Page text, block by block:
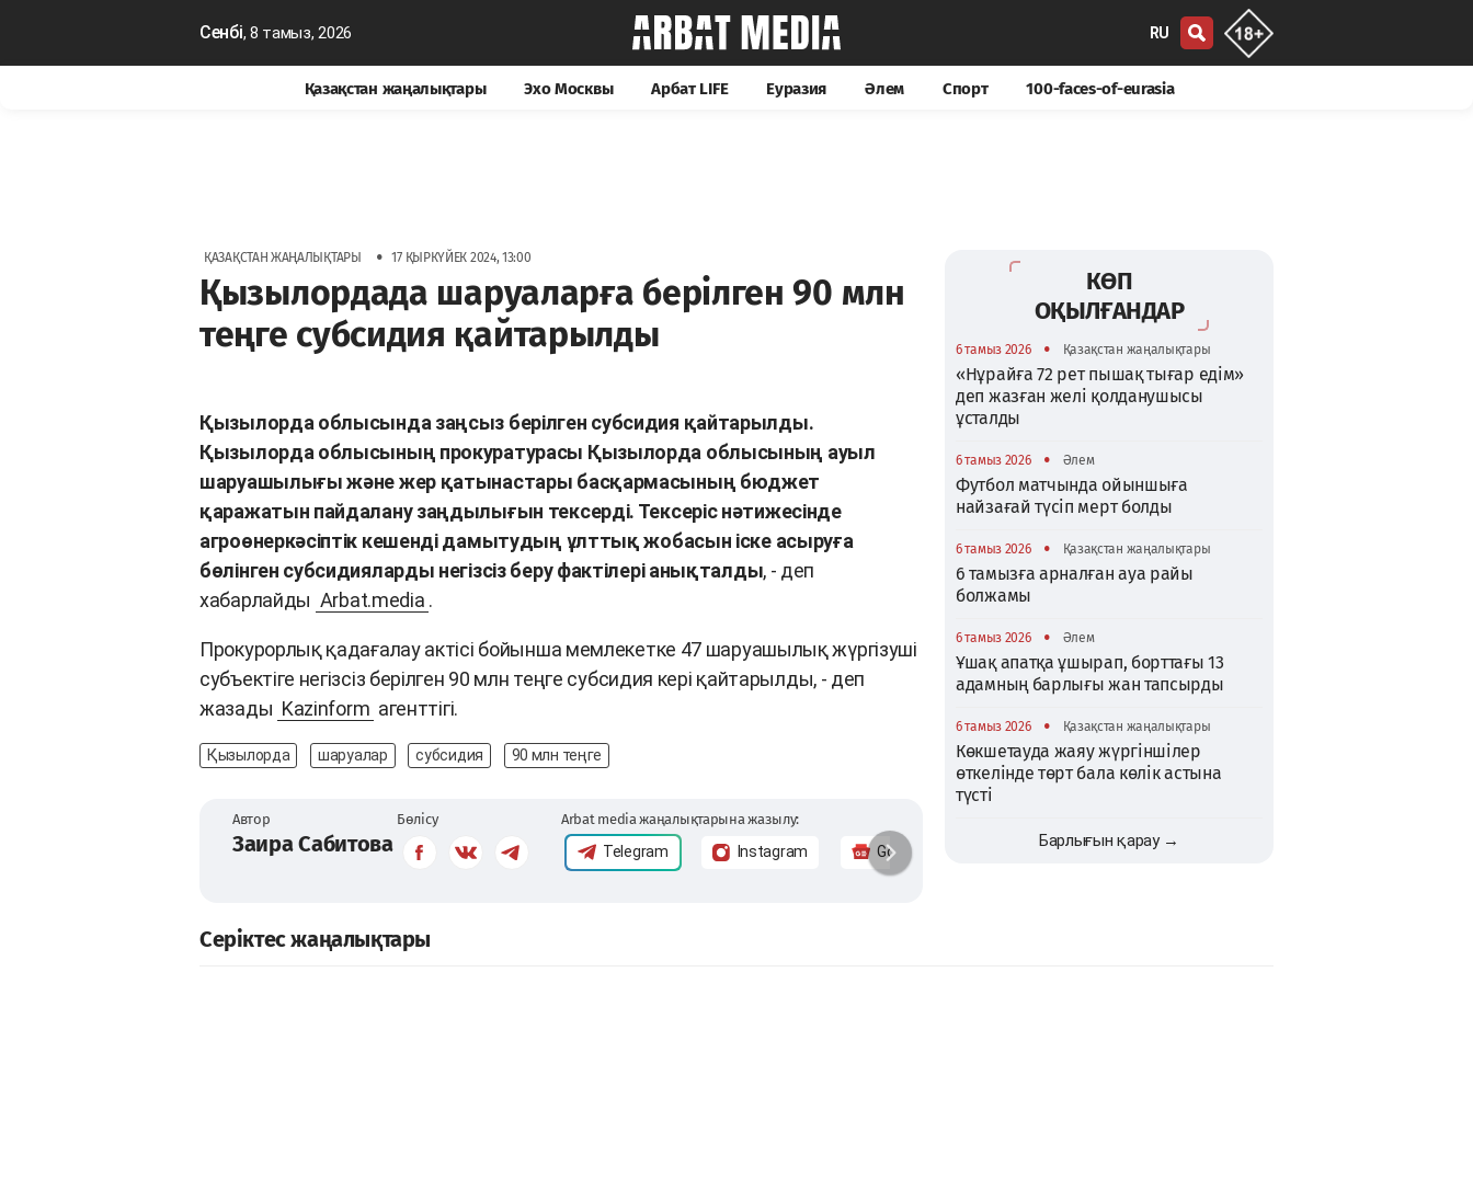
Сенбі, 8 тамыз, 2026 RU
Қазақстан жаңалықтары Эхо Москвы Арбат LIFE Еуразия Әлем Спорт 100-faces-of-eurasia
ҚАЗАҚСТАН ЖАҢАЛЫҚТАРЫ • 17 ҚЫРКҮЙЕК 2024, 13:00
Қызылордада шаруаларға берілген 90 млн
теңге субсидия қайтарылды
Қызылорда облысында заңсыз берілген субсидия қайтарылды.
Қызылорда облысының прокуратурасы Қызылорда облысының ауыл
шаруашылығы және жер қатынастары басқармасының бюджет
қаражатын пайдалану заңдылығын тексерді. Тексеріс нәтижесінде
агроөнеркәсіптік кешенді дамытудың ұлттық жобасын іске асыруға
бөлінген субсидияларды негізсіз беру фактілері анықталды, - деп
хабарлайды Arbat.media .
Прокурорлық қадағалау актісі бойынша мемлекетке 47 шаруашылық жүргізуші
субъектіге негізсіз берілген 90 млн теңге субсидия кері қайтарылды, - деп
жазады Kazinform агенттігі.
Қызылорда шаруалар субсидия 90 млн теңге
Автор
Заира Сабитова
Бөлісу Arbat media жаңалықтарына жазылу:
Telegram Instagram Google News TikTok
КӨП
ОҚЫЛҒАНДАР
6 тамыз 2026 • Қазақстан жаңалықтары
«Нұрайға 72 рет пышақ тығар едім»
деп жазған желі қолданушысы
ұсталды
6 тамыз 2026 • Әлем
Футбол матчында ойыншыға
найзағай түсіп мерт болды
6 тамыз 2026 • Қазақстан жаңалықтары
6 тамызға арналған ауа райы
болжамы
6 тамыз 2026 • Әлем
Ұшақ апатқа ұшырап, борттағы 13
адамның барлығы жан тапсырды
6 тамыз 2026 • Қазақстан жаңалықтары
Көкшетауда жаяу жүргіншілер
өткелінде төрт бала көлік астына
түсті
Барлығын қарау →
Серіктес жаңалықтары